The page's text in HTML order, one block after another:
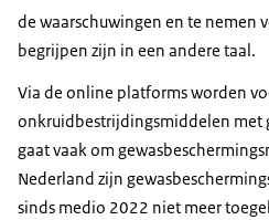
de waarschuwingen en te nemen
begrijpen zijn in een andere taal.
Via de online platforms worden
onkruidbestrijdingsmiddelen met
gaat vaak om
Nederland zijn
sinds medio 2022 niet meer